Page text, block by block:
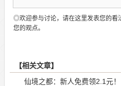
◎欢迎参与讨论，请在这里发表您的看
您的观点。
【相关文章】
仙境之都：新人免费领2.1元！